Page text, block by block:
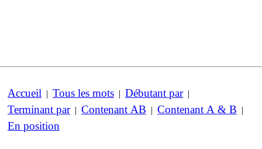
Accueil | Tous les mots | Débutant par|
Terminant par| Contenant AB | Contenant A & B |
En position